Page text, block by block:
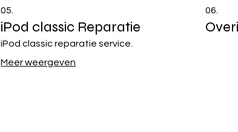
05.
iPod classic Reparatie
iPod classic reparatie service.
Meer weergeven
06.